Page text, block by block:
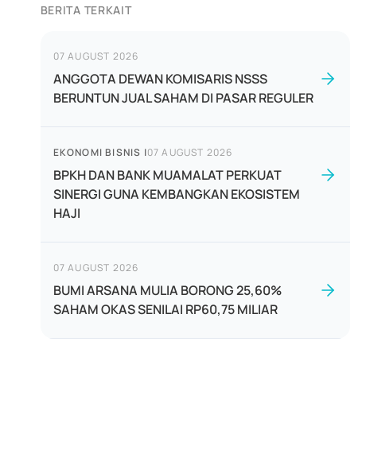
BERITA TERKAIT
07 AUGUST 2026
ANGGOTA DEWAN KOMISARIS NSSS
BERUNTUN JUAL SAHAM DI PASAR REGULER
EKONOMI BISNIS |07 AUGUST 2026
BPKH DAN BANK MUAMALAT PERKUAT
SINERGI GUNA KEMBANGKAN EKOSISTEM
HAJI
07 AUGUST 2026
BUMI ARSANA MULIA BORONG 25,60%
SAHAM OKAS SENILAI RP60,75 MILIAR